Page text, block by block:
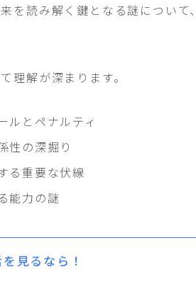
を読み解く鍵となる謎について
理解が深まります。
ルとペナルティ
性の深掘り
る重要な伏線
能力の謎
見るなら！